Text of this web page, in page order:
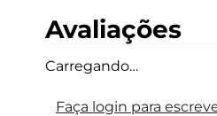
Avaliações
Carregando…
Faça login para